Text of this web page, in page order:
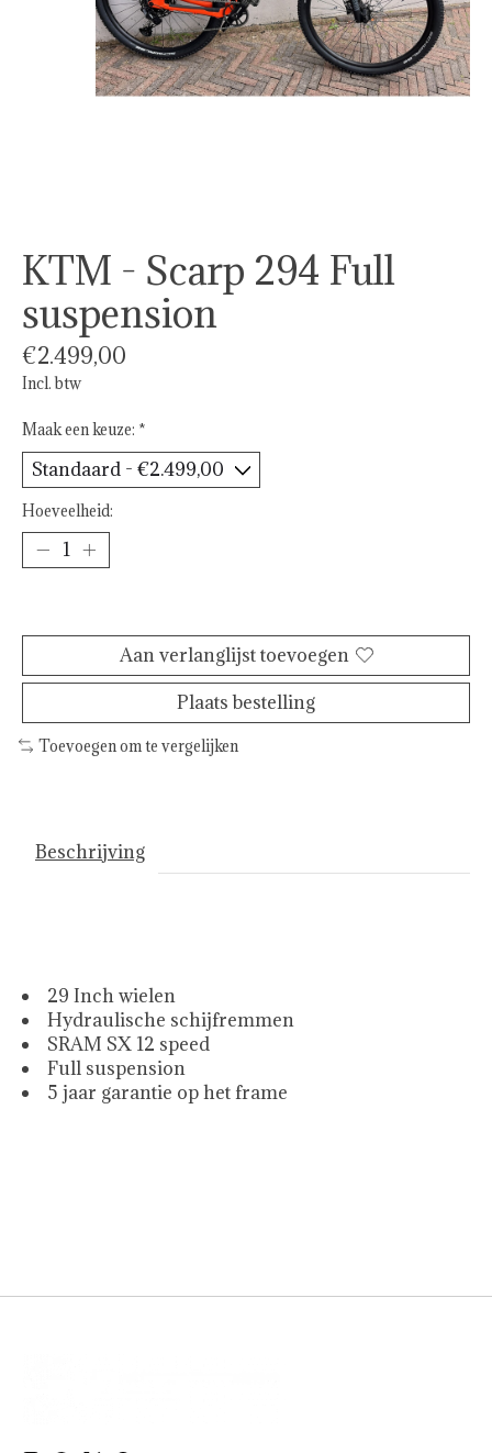
KTM - Scarp 294 Full
suspension
€2.499,00
Incl. btw
Maak een keuze: *
Hoeveelheid:
Aan verlanglijst toevoegen
Plaats bestelling
Toevoegen om te vergelijken
Beschrijving
29 Inch wielen
Hydraulische schijfremmen
SRAM SX 12 speed
Full suspension
5 jaar garantie op het frame